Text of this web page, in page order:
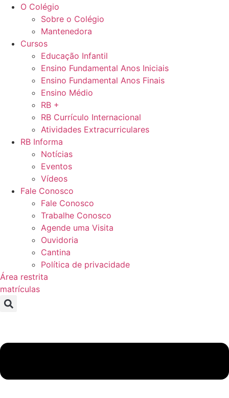
O Colégio
Sobre o Colégio
Mantenedora
Cursos
Educação Infantil
Ensino Fundamental Anos Iniciais
Ensino Fundamental Anos Finais
Ensino Médio
RB +
RB Currículo Internacional
Atividades Extracurriculares
RB Informa
Notícias
Eventos
Vídeos
Fale Conosco
Fale Conosco
Trabalhe Conosco
Agende uma Visita
Ouvidoria
Cantina
Política de privacidade
Área restrita
matrículas